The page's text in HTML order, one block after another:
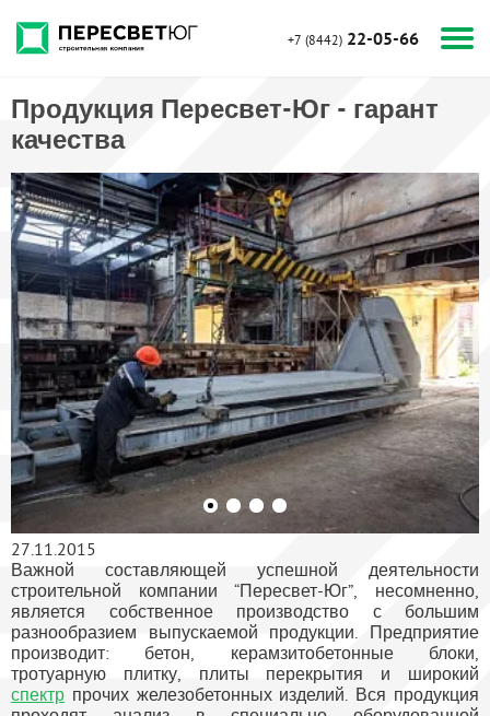
+7 (8442) 22-05-66
Продукция Пересвет-Юг - гарант
качества
27.11.2015
Важной составляющей успешной деятельности
строительной компании “Пересвет-Юг”, несомненно,
является собственное производство с большим
разнообразием выпускаемой продукции. Предприятие
производит: бетон, керамзитобетонные блоки,
тротуарную плитку, плиты перекрытия и широкий
спектр прочих железобетонных изделий. Вся продукция